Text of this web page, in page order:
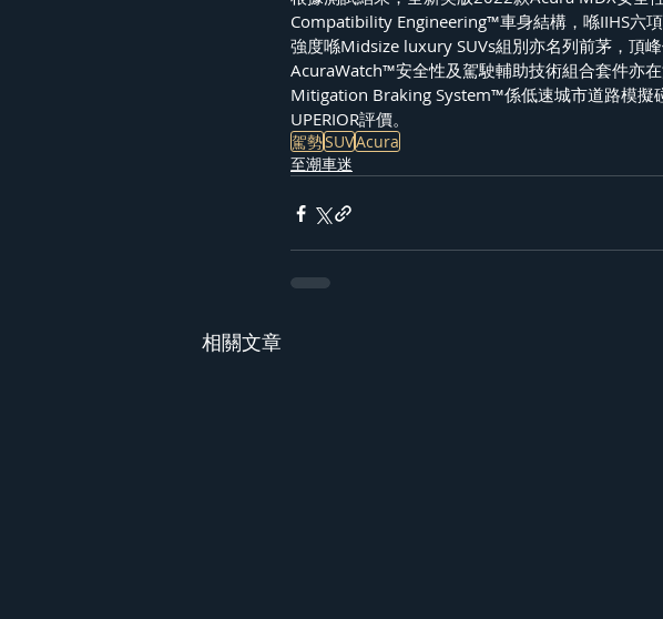
Compatibility Engineering™車身結構，喺IIHS六
強度喺Midsize luxury SUVs組別亦名列前茅，頂
AcuraWatch™安全性及駕駛輔助技術組合套件亦
Mitigation Braking System™係低速城市道路模擬
UPERIOR評價。
駕勢SUVAcura
至潮車迷
相關文章